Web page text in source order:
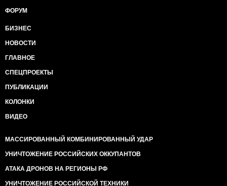
ФОРУМ
БИЗНЕС
НОВОСТИ
ГЛАВНОЕ
СПЕЦПРОЕКТЫ
ПУБЛИКАЦИИ
КОЛОНКИ
ВИДЕО
МАССИРОВАННЫЙ КОМБИНИРОВАННЫЙ УДАР
УНИЧТОЖЕНИЕ РОССИЙСКИХ ОККУПАНТОВ
АТАКА ДРОНОВ НА РЕГИОНЫ РФ
УНИЧТОЖЕНИЕ РОССИЙСКОЙ ТЕХНИКИ